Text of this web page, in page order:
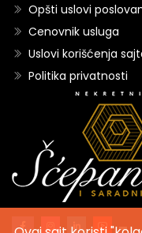
Opšti uslovi
Cenovnik usluga
Uslovi korišćenja
Politika privatnosti